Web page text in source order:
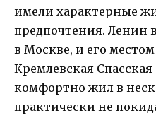
имели характерные
предпочтения. Ленин
в Москве, и его
Кремлевская
комфортно жил в
практически не